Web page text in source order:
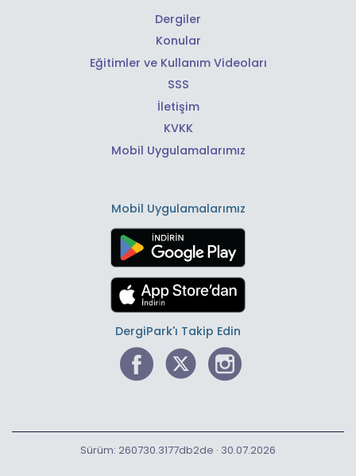
Dergiler
Konular
Eğitimler ve Kullanım Videoları
SSS
İletişim
KVKK
Mobil Uygulamalarımız
Mobil Uygulamalarımız
DergiPark'ı Takip Edin
Sürüm: 260730.3177db2de · 30.07.2026